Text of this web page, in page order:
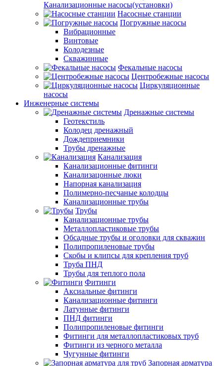
Канализационные насосы(установки)
Насосные станции
Погружные насосы
Вибрационные
Винтовые
Колодезные
Скважинные
Фекальные насосы
Центробежные насосы
Циркуляционные
насосы
Инженерные системы
Дренажные системы
Геотекстиль
Колодец дренажный
Дождеприемники
Трубы дренажные
Канализация
Канализационные фитинги
Канализацонные люки
Напорная канализация
Полимерно-песчаные колодцы
Канализационные трубы
Трубы
Канализационные трубы
Металлопластиковые трубы
Обсадные трубы и оголовки для скважин
Полипропиленовые трубы
Скобы и клипсы для крепления труб
Труба ПНД
Трубы для теплого пола
Фитинги
Аксиальные фитинги
Канализационные фитинги
Латунные фитинги
ПНД фитинги
Полипропиленовые фитинги
Фитинги для металлопластиковых труб
Фитинги из черного металла
Чугунные фитинги
Запорная арматура